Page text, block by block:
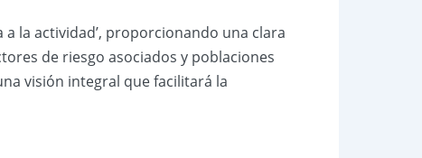
a la actividad’, proporcionando una clara
de riesgo asociados y poblaciones
visión integral que facilitará la